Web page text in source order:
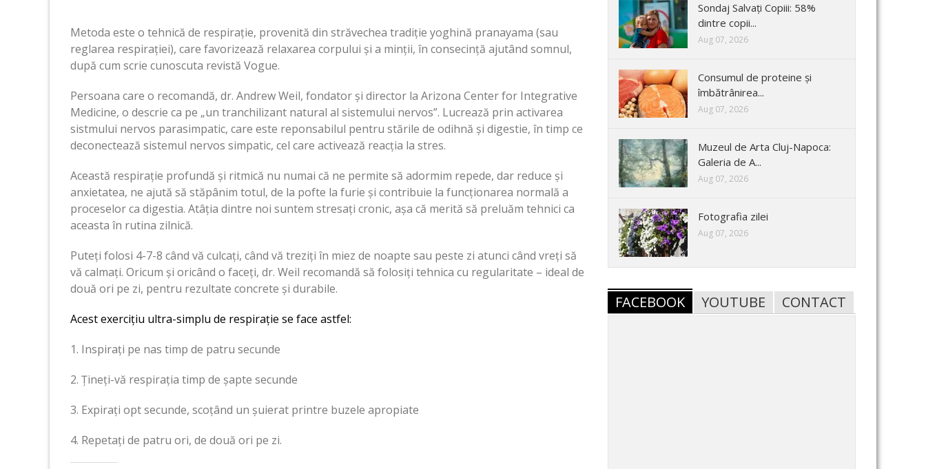
Metoda este o tehnică de respirație, provenită din străvechea tradiție yoghină pranayama (sau
reglarea respirației), care favorizează relaxarea corpului și a minții, în consecință ajutând somnul,
după cum scrie cunoscuta revistă Vogue.
Persoana care o recomandă, dr. Andrew Weil, fondator și director la Arizona Center for Integrative
Medicine, o descrie ca pe „un tranchilizant natural al sistemului nervos”. Lucrează prin activarea
sistmului nervos parasimpatic, care este reponsabilul pentru stările de odihnă și digestie, în timp ce
deconectează sistemul nervos simpatic, cel care activează reacția la stres.
Această respirație profundă și ritmică nu numai că ne permite să adormim repede, dar reduce și
anxietatea, ne ajută să stăpânim totul, de la pofte la furie și contribuie la funcționarea normală a
proceselor ca digestia. Atâția dintre noi suntem stresați cronic, așa că merită să preluăm tehnici ca
aceasta în rutina zilnică.
Puteți folosi 4-7-8 când vă culcați, când vă treziți în miez de noapte sau peste zi atunci când vreți să
vă calmați. Oricum și oricând o faceți, dr. Weil recomandă să folosiți tehnica cu regularitate – ideal de
două ori pe zi, pentru rezultate concrete și durabile.
Acest exercițiu ultra-simplu de respirație se face astfel:
1. Inspirați pe nas timp de patru secunde
2. Țineți-vă respirația timp de șapte secunde
3. Expirați opt secunde, scoțând un șuierat printre buzele apropiate
4. Repetați de patru ori, de două ori pe zi.
Sondaj Salvați Copiii: 58%
dintre copii...
Aug 07, 2026
Consumul de proteine și
îmbătrânirea...
Aug 07, 2026
Muzeul de Arta Cluj-Napoca:
Galeria de A...
Aug 07, 2026
Fotografia zilei
Aug 07, 2026
FACEBOOK YOUTUBE CONTACT